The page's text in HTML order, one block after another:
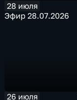
28 июля
Эфир 28.07.2026
26 июля